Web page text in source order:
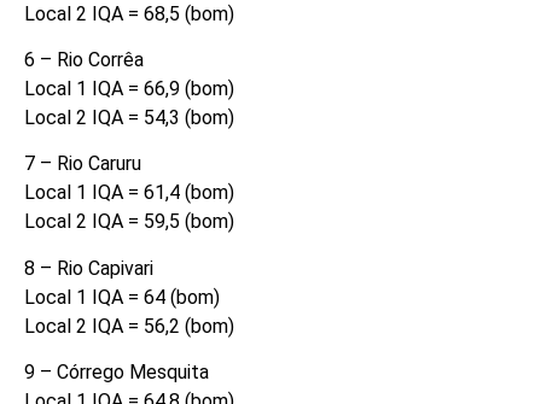
Local 2 IQA = 68,5 (bom)
6 – Rio Corrêa
Local 1 IQA = 66,9 (bom)
Local 2 IQA = 54,3 (bom)
7 – Rio Caruru
Local 1 IQA = 61,4 (bom)
Local 2 IQA = 59,5 (bom)
8 – Rio Capivari
Local 1 IQA = 64 (bom)
Local 2 IQA = 56,2 (bom)
9 – Córrego Mesquita